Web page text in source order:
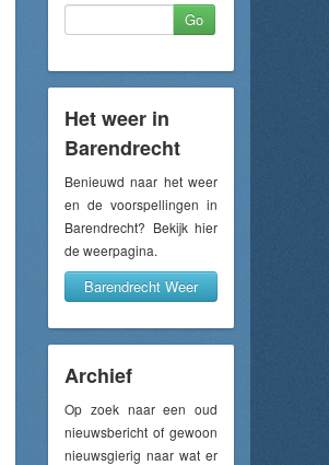
Go
Het weer in
Barendrecht
Benieuwd naar het weer
en de voorspellingen in
Barendrecht? Bekijk hier
de weerpagina.
Barendrecht Weer
Archief
Op zoek naar een oud
nieuwsbericht of gewoon
nieuwsgierig naar wat er